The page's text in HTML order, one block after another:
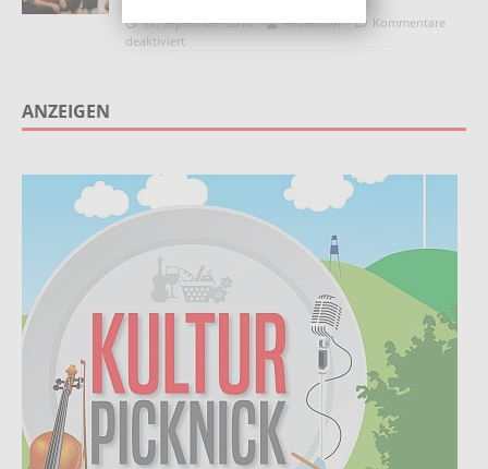
11. September 2018 Redaktion
Kommentare
deaktiviert
ANZEIGEN